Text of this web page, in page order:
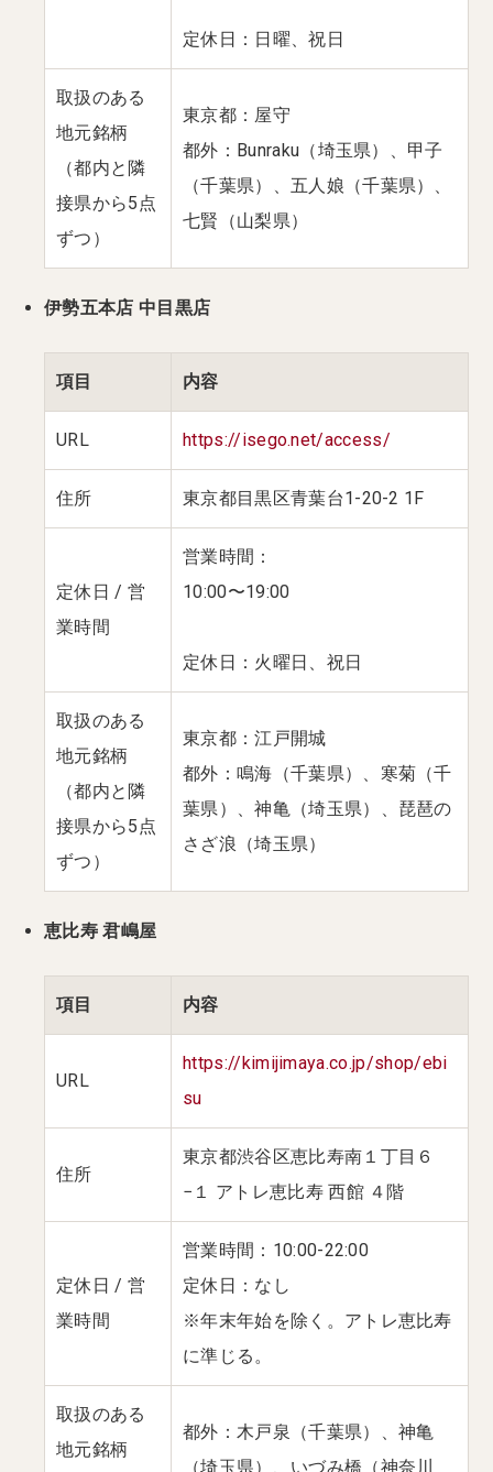
定休日：日曜、祝日
取扱のある
地元銘柄
（都内と隣
接県から5点
ずつ）
東京都：屋守
都外：Bunraku（埼玉県）、甲子
（千葉県）、五人娘（千葉県）、
七賢（山梨県）
伊勢五本店 中目黒店
項目 内容
URL https://isego.net/access/
住所 東京都目黒区青葉台1-20-2 1F
定休日 / 営
業時間
営業時間：
10:00〜19:00
定休日：火曜日、祝日
取扱のある
地元銘柄
（都内と隣
接県から5点
ずつ）
東京都：江戸開城
都外：鳴海（千葉県）、寒菊（千
葉県）、神亀（埼玉県）、琵琶の
さざ浪（埼玉県）
恵比寿 君嶋屋
項目 内容
URL
https://kimijimaya.co.jp/shop/ebi
su
住所
東京都渋谷区恵比寿南１丁目６
−１ アトレ恵比寿 西館 ４階
定休日 / 営
業時間
営業時間：10:00-22:00
定休日：なし
※年末年始を除く。アトレ恵比寿
に準じる。
取扱のある
地元銘柄
都外：木戸泉（千葉県）、神亀
（埼玉県）、いづみ橋（神奈川